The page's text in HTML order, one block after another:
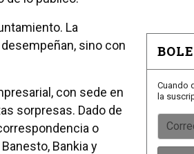
La
sino con
con sede en
sorpresas. Dado de
o
Bankia y
Cuando
la